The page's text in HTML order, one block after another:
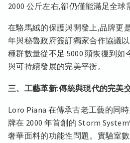
2000 公斤左右,卻仍僅能滿足全球
在駱馬絨的保護與開發上,品牌更
年與秘魯政府簽訂獨家合作協議
種群數量從不足 5000 頭恢復到如
與可持續發展的完美平衡。
三、工藝革新:傳統與現代的完美
Loro Piana 在傳承古老工藝的同
牌在 2000 年首創的 Storm
奢華面料的功能性問題。實驗室